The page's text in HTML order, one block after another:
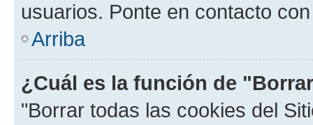
usuarios. Ponte en contacto
Arriba
¿Cuál es la función de
"Borrar todas las cookies del